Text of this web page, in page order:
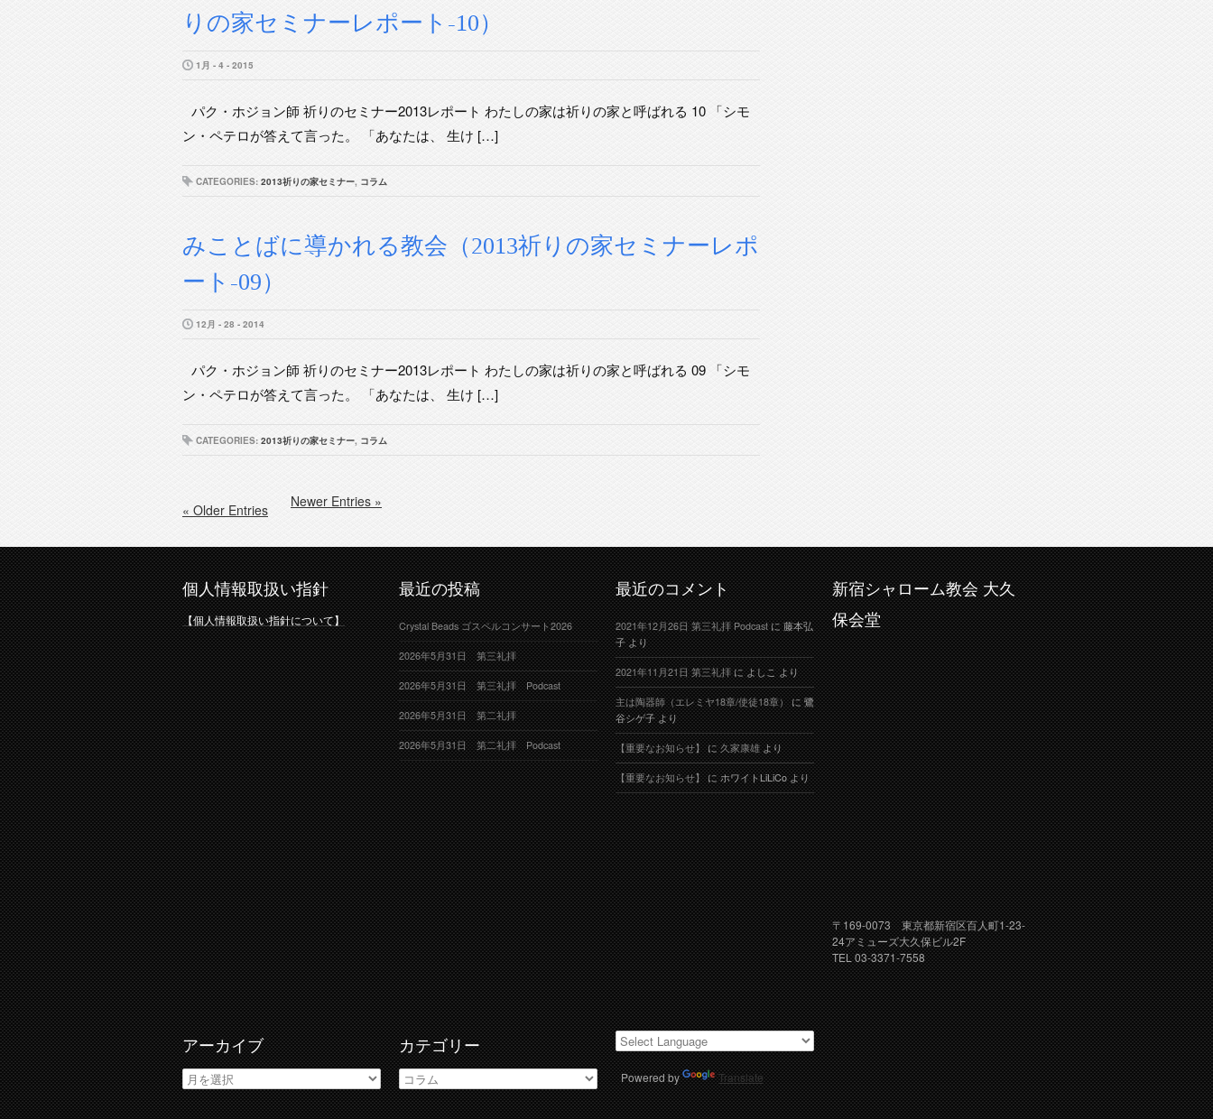
りの家セミナーレポート-10）
1月 - 4 - 2015
パク・ホジョン師 祈りのセミナー2013レポート わたしの家は祈りの家と呼ばれる 10 「シモ
ン・ペテロが答えて言った。 「あなたは、 生け […]
CATEGORIES: 2013祈りの家セミナー, コラム
みことばに導かれる教会（2013祈りの家セミナーレポ
ート-09）
12月 - 28 - 2014
パク・ホジョン師 祈りのセミナー2013レポート わたしの家は祈りの家と呼ばれる 09 「シモ
ン・ペテロが答えて言った。 「あなたは、 生け […]
CATEGORIES: 2013祈りの家セミナー, コラム
« Older Entries Newer Entries »
個人情報取扱い指針
【個人情報取扱い指針について】
最近の投稿
Crystal Beads ゴスペルコンサート2026
2026年5月31日 第三礼拝
2026年5月31日 第三礼拝 Podcast
2026年5月31日 第二礼拝
2026年5月31日 第二礼拝 Podcast
最近のコメント
2021年12月26日 第三礼拝 Podcastに藤本弘
子より
2021年11月21日 第三礼拝によしこより
主は陶器師（エレミヤ18章/使徒18章）に鷺
谷シゲ子より
【重要なお知らせ】に久家康雄より
【重要なお知らせ】にホワイトLiLiCoより
新宿シャローム教会 大久
保会堂
〒169-0073 東京都新宿区百人町1-23-
24アミューズ大久保ビル2F
TEL 03-3371-7558
アーカイブ
ア
ー
カ
カテゴリー
カ
テ
ゴ
Powered by Translate